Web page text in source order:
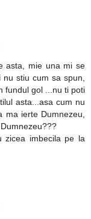
asta, mie una mi se
stiu cum sa spun,
fundul gol ...nu ti poti
asta...asa cum nu
ierte Dumnezeu,
imbecila pe la